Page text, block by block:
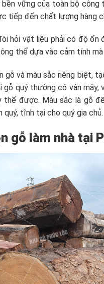
vững của toàn bộ
tiếp đến chất lượng hàng
hỏi vật liệu phải có độ
thể dựa vào cảm tính
gỗ và màu sắc riêng biệt,
gỗ quý thường có vân
thế được. Màu sắc là gỗ
quý, tĩnh tại cho quý gia chủ.
gỗ làm nhà tại